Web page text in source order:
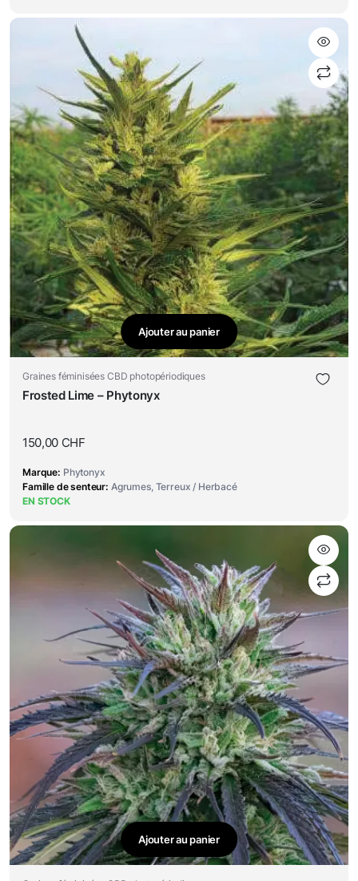
Ajouter au panier
Graines féminisées CBD photopériodiques
Frosted Lime – Phytonyx
150,00 CHF
Marque Phytonyx
Famille de senteur Agrumes, Terreux / Herbacé
EN STOCK
Ajouter au panier